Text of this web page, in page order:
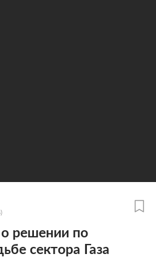
о решении по
сектора Газа